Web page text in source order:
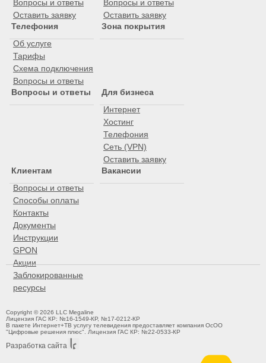
Вопросы и ответы
Оставить заявку
Вопросы и ответы
Оставить заявку
Телефония
Об услуге
Тарифы
Схема подключения
Вопросы и ответы
Зона покрытия
Вопросы и ответы
Для бизнеса
Интернет
Хостинг
Телефония
Сеть (VPN)
Оставить заявку
Клиентам
Вопросы и ответы
Способы оплаты
Контакты
Документы
Инструкции
GPON
Акции
Заблокированные
ресурсы
Вакансии
Copyright © 2026 LLC Megaline
Лицензия ГАС КР: №16-1549-КР, №17-0212-КР
В пакете Интернет+ТВ услугу телевидения предоставляет компания ОсОО
"Цифровые решения плюс". Лицензия ГАС КР: №22-0533-КР
Разработка сайта